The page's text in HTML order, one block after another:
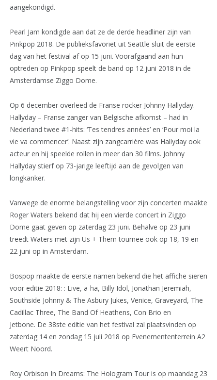
aangekondigd.
Pearl Jam kondigde aan dat ze de derde headliner zijn van
Pinkpop 2018. De publieksfavoriet uit Seattle sluit de eerste
dag van het festival af op 15 juni. Voorafgaand aan hun
optreden op Pinkpop speelt de band op 12 juni 2018 in de
Amsterdamse Ziggo Dome.
Op 6 december overleed de Franse rocker Johnny Hallyday.
Hallyday – Franse zanger van Belgische afkomst – had in
Nederland twee #1-hits: ‘Tes tendres années’ en ‘Pour moi la
vie va commencer’. Naast zijn zangcarrière was Hallyday ook
acteur en hij speelde rollen in meer dan 30 films. Johnny
Hallyday stierf op 73-jarige leeftijd aan de gevolgen van
longkanker.
Vanwege de enorme belangstelling voor zijn concerten maakte
Roger Waters bekend dat hij een vierde concert in Ziggo
Dome gaat geven op zaterdag 23 juni. Behalve op 23 juni
treedt Waters met zijn Us + Them tournee ook op 18, 19 en
22 juni op in Amsterdam.
Bospop maakte de eerste namen bekend die het affiche sieren
voor editie 2018: : Live, a-ha, Billy Idol, Jonathan Jeremiah,
Southside Johnny & The Asbury Jukes, Venice, Graveyard, The
Cadillac Three, The Band Of Heathens, Con Brio en
Jetbone. De 38ste editie van het festival zal plaatsvinden op
zaterdag 14 en zondag 15 juli 2018 op Evenemententerrein A2
Weert Noord.
Roy Orbison In Dreams: The Hologram Tour is op maandag 23